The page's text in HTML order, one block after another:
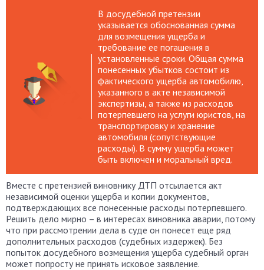
В досудебной претензии
указывается обоснованная сумма
для возмещения ущерба и
требование ее погашения в
установленные сроки. Общая сумма
понесенных убытков состоит из
фактического ущерба автомобилю,
указанного в акте независимой
экспертизы, а также из расходов
потерпевшего на услуги юристов, на
транспортировку и хранение
автомобиля (сопутствующие
расходы). В сумму ущерба может
быть включен и моральный вред.
Вместе с претензией виновнику ДТП отсылается акт
независимой оценки ущерба и копии документов,
подтверждающих все понесенные расходы потерпевшего.
Решить дело мирно – в интересах виновника аварии, потому
что при рассмотрении дела в суде он понесет еще ряд
дополнительных расходов (судебных издержек). Без
попыток досудебного возмещения ущерба судебный орган
может попросту не принять исковое заявление.